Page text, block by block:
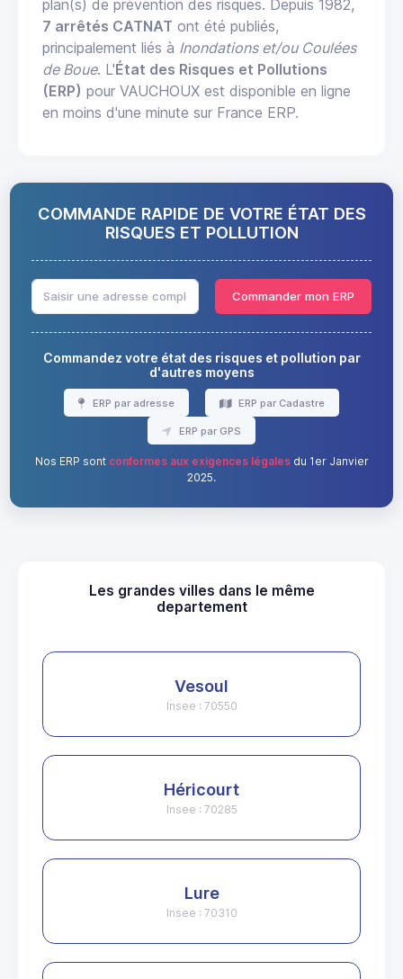
plan(s) de prévention des risques. Depuis 1982,
7 arrêtés CATNAT ont été publiés,
principalement liés à Inondations et/ou Coulées
de Boue. L'État des Risques et Pollutions
(ERP) pour VAUCHOUX est disponible en ligne
en moins d'une minute sur France ERP.
COMMANDE RAPIDE DE VOTRE ÉTAT DES
RISQUES ET POLLUTION
Commander mon ERP
Commandez votre état des risques et pollution par
d'autres moyens
ERP par adresse ERP par Cadastre
ERP par GPS
Nos ERP sont conformes aux exigences légalesdu 1er Janvier
2025.
Les grandes villes dans le même
departement
Vesoul
Insee : 70550
Héricourt
Insee : 70285
Lure
Insee : 70310